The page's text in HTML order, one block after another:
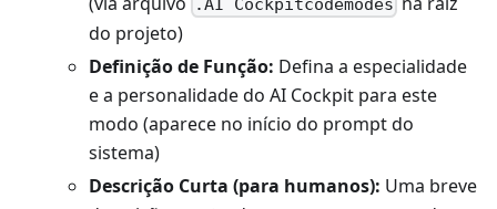
.AI Cockpitcodemodes
do projeto)
Definição de Função: Defina a especialidade
e a personalidade do AI Cockpit para este
modo (aparece no início do prompt do
sistema)
Descrição Curta (para humanos): Uma breve